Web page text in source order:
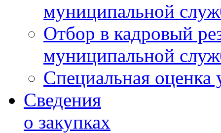
муниципальной
Отбор в кадровый
муниципальной
Специальная оценка
Сведения
о закупках